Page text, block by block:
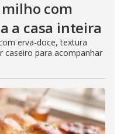
com
a casa inteira
erva-doce, textura
caseiro para acompanhar